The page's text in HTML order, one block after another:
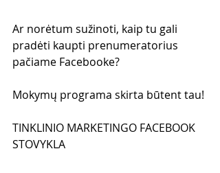
Ar norėtum sužinoti, kaip tu gali
pradėti kaupti prenumeratorius
pačiame Facebooke?
Mokymų programa skirta būtent tau!
TINKLINIO MARKETINGO FACEBOOK
STOVYKLA